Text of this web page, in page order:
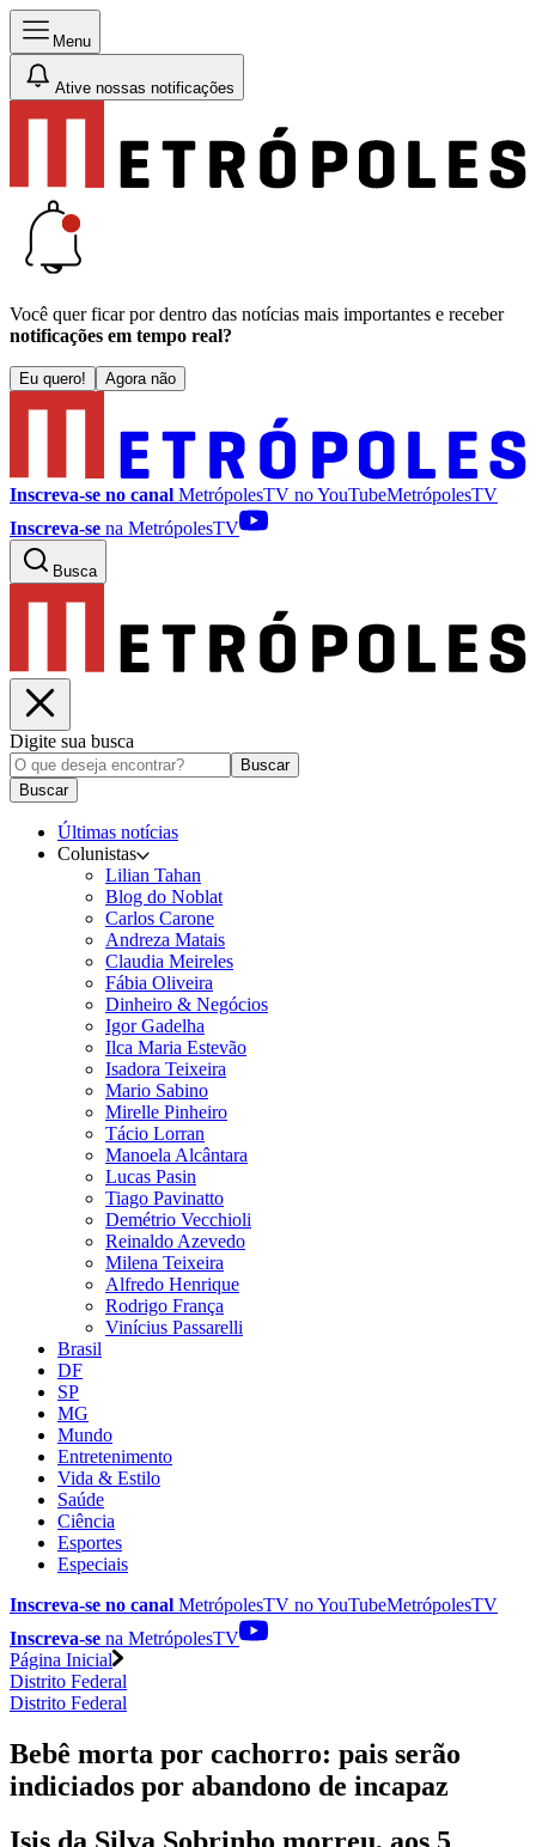
Menu
Ative nossas notificações
Você quer ficar por dentro das notícias mais importantes e receber
notificações em tempo real?
Eu quero! Agora não
Inscreva-se no canal MetrópolesTV noYouTubeMetrópolesTV
Inscreva-se na MetrópolesTV
Busca
Digite sua busca
Buscar
Buscar
Últimas notícias
Colunistas
Lilian Tahan
Blog do Noblat
Carlos Carone
Andreza Matais
Claudia Meireles
Fábia Oliveira
Dinheiro & Negócios
Igor Gadelha
Ilca Maria Estevão
Isadora Teixeira
Mario Sabino
Mirelle Pinheiro
Tácio Lorran
Manoela Alcântara
Lucas Pasin
Tiago Pavinatto
Demétrio Vecchioli
Reinaldo Azevedo
Milena Teixeira
Alfredo Henrique
Rodrigo França
Vinícius Passarelli
Brasil
DF
SP
MG
Mundo
Entretenimento
Vida & Estilo
Saúde
Ciência
Esportes
Especiais
Inscreva-se no canal MetrópolesTV noYouTubeMetrópolesTV
Inscreva-se na MetrópolesTV
Página Inicial
Distrito Federal
Distrito Federal
Bebê morta por cachorro: pais serão
indiciados por abandono de incapaz